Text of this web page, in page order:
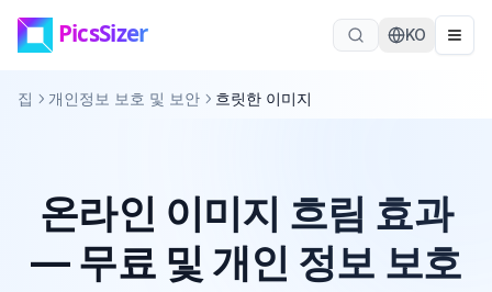
본문으로 바로가기
KO
집 개인정보 보호 및 보안 흐릿한 이미지
온라인 이미지 흐림 효과
— 무료 및 개인 정보 보호